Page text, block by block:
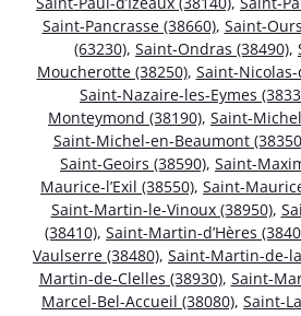
Saint-Pancrasse (38660), Saint-
(63230), Saint-Ondras (38490),
Moucherotte (38250), Saint-
Saint-Nazaire-les-Eymes
Monteymond (38190), Saint-
Saint-Michel-en-Beaumont
Saint-Geoirs (38590), Saint-
Maurice-l’Exil (38550), Saint-
Saint-Martin-le-Vinoux (38950),
(38410), Saint-Martin-d’Hères
Vaulserre (38480), Saint-Martin-de-
Martin-de-Clelles (38930), Saint-
Marcel-Bel-Accueil (38080), Saint-